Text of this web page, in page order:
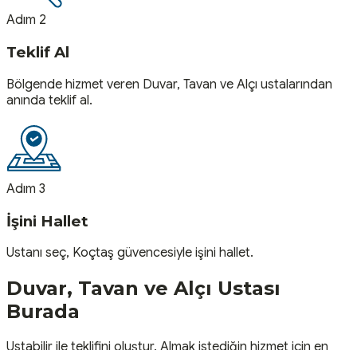
Adım 2
Teklif Al
Bölgende hizmet veren Duvar, Tavan ve Alçı ustalarından
anında teklif al.
Adım 3
İşini Hallet
Ustanı seç, Koçtaş güvencesiyle işini hallet.
Duvar, Tavan ve Alçı Ustası
Burada